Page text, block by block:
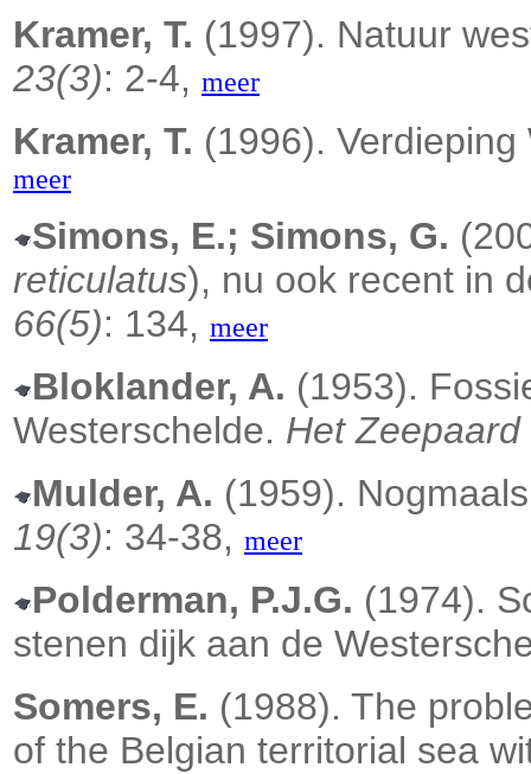
Kramer, T. (1997). Natuur
23(3): 2-4, meer
Kramer, T. (1996).
meer
Simons, E.; Simons, G.
reticulatus), nu ook recent in
66(5): 134, meer
Bloklander, A. (1953).
Westerschelde. Het
Mulder, A. (1959).
19(3): 34-38, meer
Polderman, P.J.G. (1974).
stenen dijk aan de
Somers, E. (1988). The
of the Belgian territorial sea